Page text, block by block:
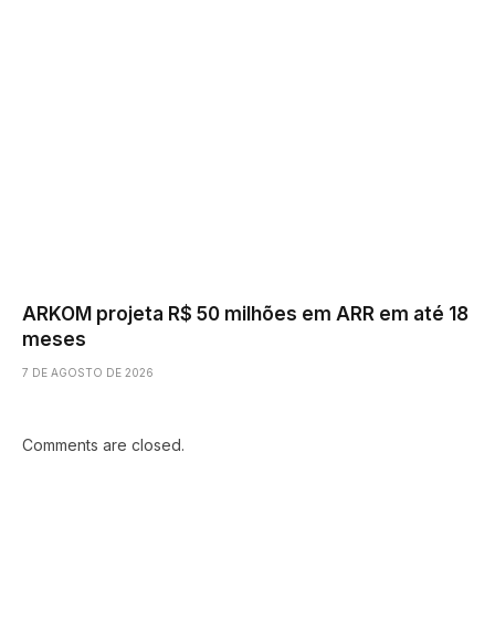
ARKOM projeta R$ 50 milhões em ARR em até 18
meses
7 DE AGOSTO DE 2026
Comments are closed.